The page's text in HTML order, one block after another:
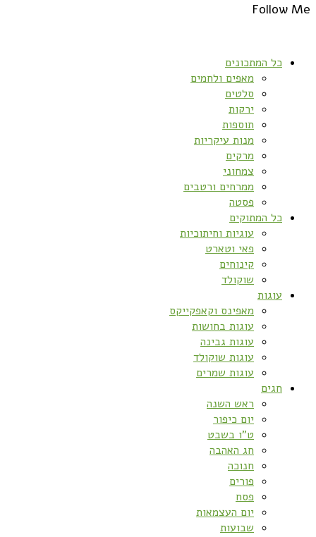
Follow Me
כל המתכונים
מאפים ולחמים
סלטים
ירקות
תוספות
מנות עיקריות
מרקים
צמחוני
ממרחים ורטבים
פסטה
כל המתוקים
עוגיות וחיתוכיות
פאי וטארט
קינוחים
שוקולד
עוגות
מאפינס וקאפקייקס
עוגות בחושות
עוגות גבינה
עוגות שוקולד
עוגות שמרים
חגים
ראש השנה
יום כיפור
ט”ו בשבט
חג האהבה
חנוכה
פורים
פסח
יום העצמאות
שבועות